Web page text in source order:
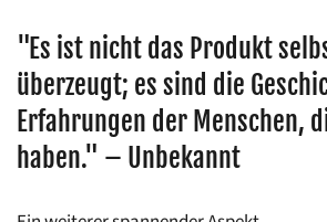
"Es ist nicht das Produkt
überzeugt; es sind die
Erfahrungen der Menschen,
haben." – Unbekannt